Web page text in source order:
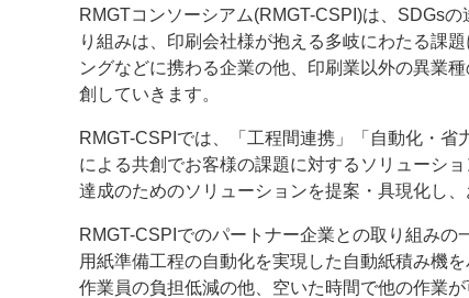
RMGTコンソーシアム(RMGT-CSPI)は、SDGs
り組みは、印刷会社様が抱える多岐にわたる課
ングなどに携わる企業の他、印刷業以外の異業
創していきます。
RMGT-CSPIでは、「工程間連携」「自動化・
による共創でお客様の課題に対するソリューシ
達成のためのソリューションを提案・具現化し
RMGT-CSPIでのパートナー企業との取り組み
用紙準備工程の自動化を実現した自動紙積み機
作業員の負担低減の他、空いた時間で他の作業